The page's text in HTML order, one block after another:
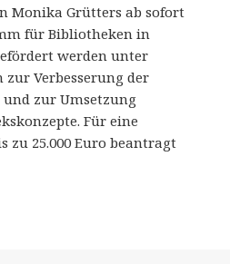
Monika Grütters ab sofort
für Bibliotheken in
werden unter
Verbesserung der
zur Umsetzung
Für eine
zu 25.000 Euro beantragt
für